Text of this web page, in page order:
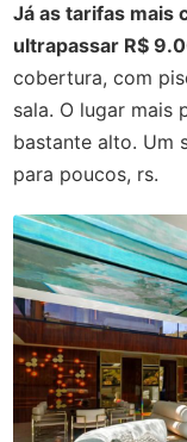
Já as tarifas mais
ultrapassar R$
cobertura, com
sala. O lugar mais
bastante alto. Um
para poucos, rs.